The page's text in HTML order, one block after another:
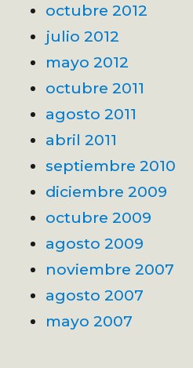
octubre 2012
julio 2012
mayo 2012
octubre 2011
agosto 2011
abril 2011
septiembre 2010
diciembre 2009
octubre 2009
agosto 2009
noviembre 2007
agosto 2007
mayo 2007